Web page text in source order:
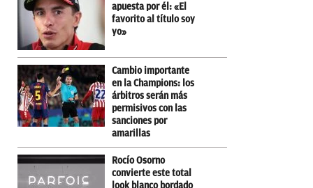
apuesta por él: «El
favorito al título soy
yo»
Cambio importante
en la Champions: los
árbitros serán más
permisivos con las
sanciones por
amarillas
Rocío Osorno
convierte este total
look blanco bordado